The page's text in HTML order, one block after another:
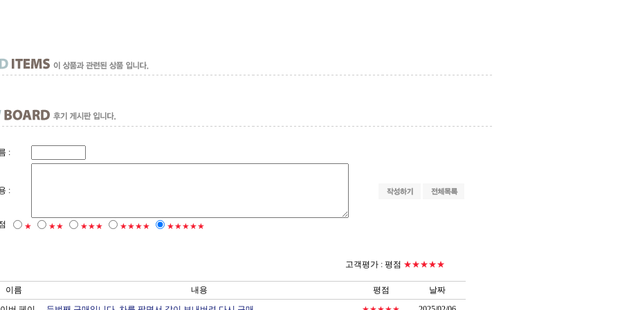
:
:
★ ★★ ★★★ ★★★★ ★★★★★
고객평가 : 평점 ★★★★★
이름 내용 평점
날짜